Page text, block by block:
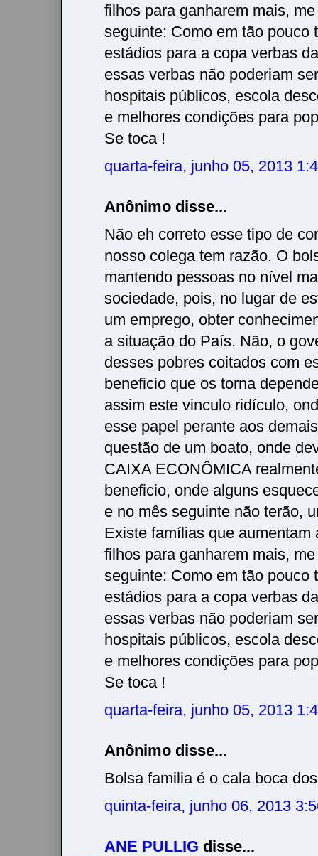
filhos para ganharem mais,
seguinte: Como em tão pouco
estádios para a copa verbas
essas verbas não poderiam
hospitais públicos, escola
e melhores condições para
Se toca !
quarta-feira, junho 05, 2013
Anônimo disse...
Não eh correto esse tipo de
nosso colega tem razão. O
mantendo pessoas no nível
sociedade, pois, no lugar de
um emprego, obter
a situação do País. Não, o
desses pobres coitados com
beneficio que os torna
assim este vinculo ridículo,
esse papel perante aos
questão de um boato, onde
CAIXA ECONÔMICA
beneficio, onde alguns
e no mês seguinte não terão,
Existe famílias que aumentam
filhos para ganharem mais,
seguinte: Como em tão pouco
estádios para a copa verbas
essas verbas não poderiam
hospitais públicos, escola
e melhores condições para
Se toca !
quarta-feira, junho 05, 2013
Anônimo disse...
Bolsa familia é o cala boca
quinta-feira, junho 06, 2013
ANE PULLIG disse...